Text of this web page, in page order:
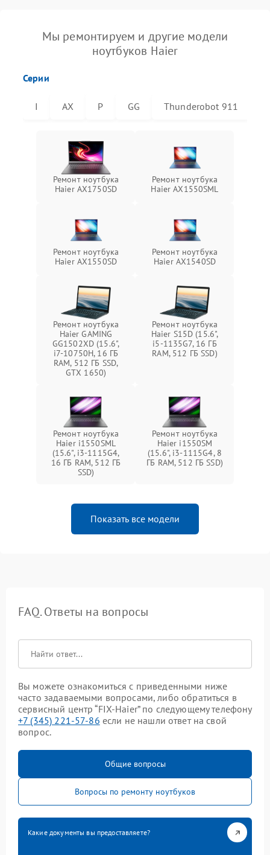
Мы ремонтируем и другие модели
ноутбуков Haier
Серии
I AX P GG Thunderobot 911
Ремонт ноутбука
Haier AX1750SD
Ремонт ноутбука
Haier AX1550SML
Ремонт ноутбука
Haier AX1550SD
Ремонт ноутбука
Haier AX1540SD
Ремонт ноутбука
Haier GAMING
GG1502XD (15.6",
i7-10750H, 16 ГБ
RAM, 512 ГБ SSD,
GTX 1650)
Ремонт ноутбука
Haier S15D (15.6",
i5-1135G7, 16 ГБ
RAM, 512 ГБ SSD)
Ремонт ноутбука
Haier i1550SML
(15.6", i3-1115G4,
16 ГБ RAM, 512 ГБ
SSD)
Ремонт ноутбука
Haier i1550SM
(15.6", i3-1115G4, 8
ГБ RAM, 512 ГБ SSD)
Показать все модели
FAQ. Ответы на вопросы
Вы можете ознакомиться с приведенными ниже
часто задаваемыми вопросами, либо обратиться в
сервисный центр “FIX-Haier” по следующему телефону
+7 (345) 221-57-86 если не нашли ответ на свой
вопрос.
Общие вопросы
Вопросы по ремонту ноутбуков
Какие документы вы предоставляете?